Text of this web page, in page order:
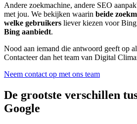
Andere zoekmachine, andere SEO
met jou. We bekijken waarin beide
welke gebruikers liever kiezen voor Bing
Bing aanbiedt.
Nood aan iemand die antwoord geeft op
Contacteer dan het team van Digital
Neem contact op met ons team
De grootste verschillen
Google